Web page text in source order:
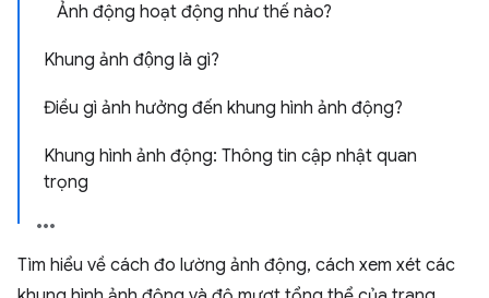
Ảnh động hoạt động như thế nào?
Khung ảnh động là gì?
Điều gì ảnh hưởng đến khung hình ảnh động?
Khung hình ảnh động: Thông tin cập nhật quan
trọng
Tìm hiểu về cách đo lường ảnh động, cách xem xét các